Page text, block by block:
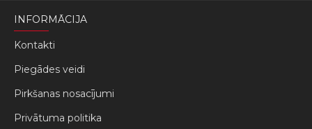
INFORMĀCIJA
Kontakti
Piegādes veidi
Pirkšanas nosacījumi
Privātuma politika